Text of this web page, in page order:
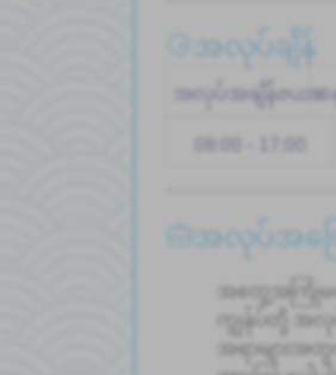
အလုပ်ချိန်
အလုပ်အချိန်ဇယား
တန
08:00 - 17:00
အလုပ်အကြ
အတွေ့အကြုံမ
ကျွန်ုပ်တို့ အလုပ်
အရာများအ